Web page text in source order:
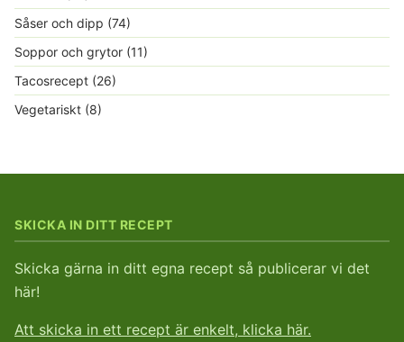
Såser och dipp (74)
Soppor och grytor (11)
Tacosrecept (26)
Vegetariskt (8)
SKICKA IN DITT RECEPT
Skicka gärna in ditt egna recept så publicerar vi det
här!
Att skicka in ett recept är enkelt, klicka här.